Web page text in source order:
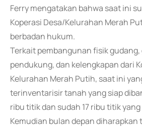
Ferry mengatakan bahwa saat ini
Koperasi Desa/Kelurahan Merah
berbadan hukum.
Terkait pembangunan fisik gudang,
pendukung, dan kelengkapan dari
Kelurahan Merah Putih, saat ini
terinventarisir tanah yang siap
ribu titik dan sudah 17 ribu titik
Kemudian bulan depan diharapkan